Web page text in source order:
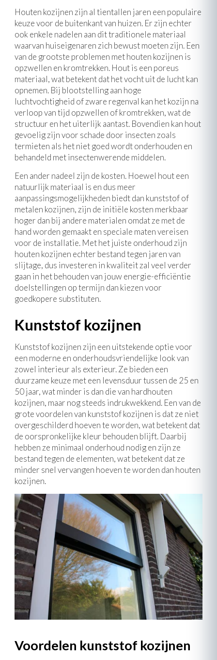
Houten kozijnen zijn al tientallen jaren een populaire
keuze voor de buitenkant van huizen. Er zijn echter
ook enkele nadelen aan dit traditionele materiaal
waarvan huiseigenaren zich bewust moeten zijn. Een
van de grootste problemen met houten kozijnen is
opzwellen en kromtrekken. Hout is een poreus
materiaal, wat betekent dat het vocht uit de lucht kan
opnemen. Bij blootstelling aan hoge
luchtvochtigheid of zware regenval kan het kozijn na
verloop van tijd opzwellen of kromtrekken, wat de
structuur en het uiterlijk aantast. Bovendien kan hout
gevoelig zijn voor schade door insecten zoals
termieten als het niet goed wordt onderhouden en
behandeld met insectenwerende middelen.
Een ander nadeel zijn de kosten. Hoewel hout een
natuurlijk materiaal is en dus meer
aanpassingsmogelijkheden biedt dan kunststof of
metalen kozijnen, zijn de initiële kosten merkbaar
hoger dan bij andere materialen omdat ze met de
hand worden gemaakt en speciale maten vereisen
voor de installatie. Met het juiste onderhoud zijn
houten kozijnen echter bestand tegen jaren van
slijtage, dus investeren in kwaliteit zal veel verder
gaan in het behouden van jouw energie-efficiëntie
doelstellingen op termijn dan kiezen voor
goedkopere substituten.
Kunststof kozijnen
Kunststof kozijnen zijn een uitstekende optie voor
een moderne en onderhoudsvriendelijke look van
zowel interieur als exterieur. Ze bieden een
duurzame keuze met een levensduur tussen de 25 en
50 jaar, wat minder is dan die van hardhouten
kozijnen, maar nog steeds indrukwekkend. Een van de
grote voordelen van kunststof kozijnen is dat ze niet
overgeschilderd hoeven te worden, wat betekent dat
de oorspronkelijke kleur behouden blijft. Daarbij
hebben ze minimaal onderhoud nodig en zijn ze
bestand tegen de elementen, wat betekent dat ze
minder snel vervangen hoeven te worden dan houten
kozijnen.
Voordelen kunststof kozijnen